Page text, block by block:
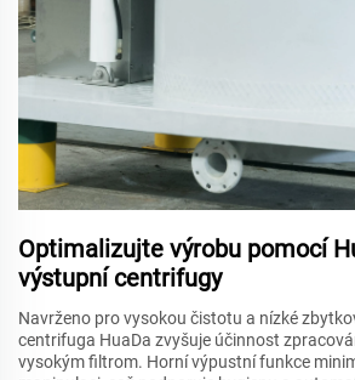
Optimalizujte výrobu pomocí
výstupní centrifugy
Navrženo pro vysokou čistotu a nízké
centrifuga HuaDa zvyšuje účinnost
vysokým filtrom. Horní výpustní funkce